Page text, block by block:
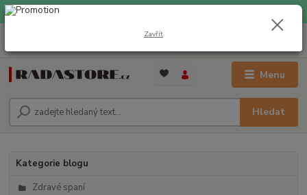
EXPRESNÍ DOPRAVA ZDARMA při nákupu nad 1000 Kč
Menu
Hledat
Kategorie blogu
Zdravé spaní
Zavřít